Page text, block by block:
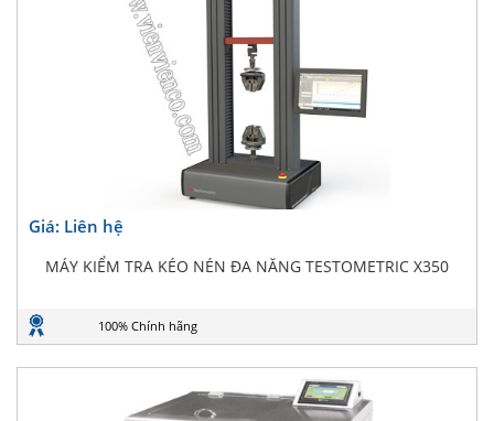
Giá: Liên hệ
MÁY KIỂM TRA KÉO NÉN ĐA NĂNG TESTOMETRIC X350
100% Chính hãng